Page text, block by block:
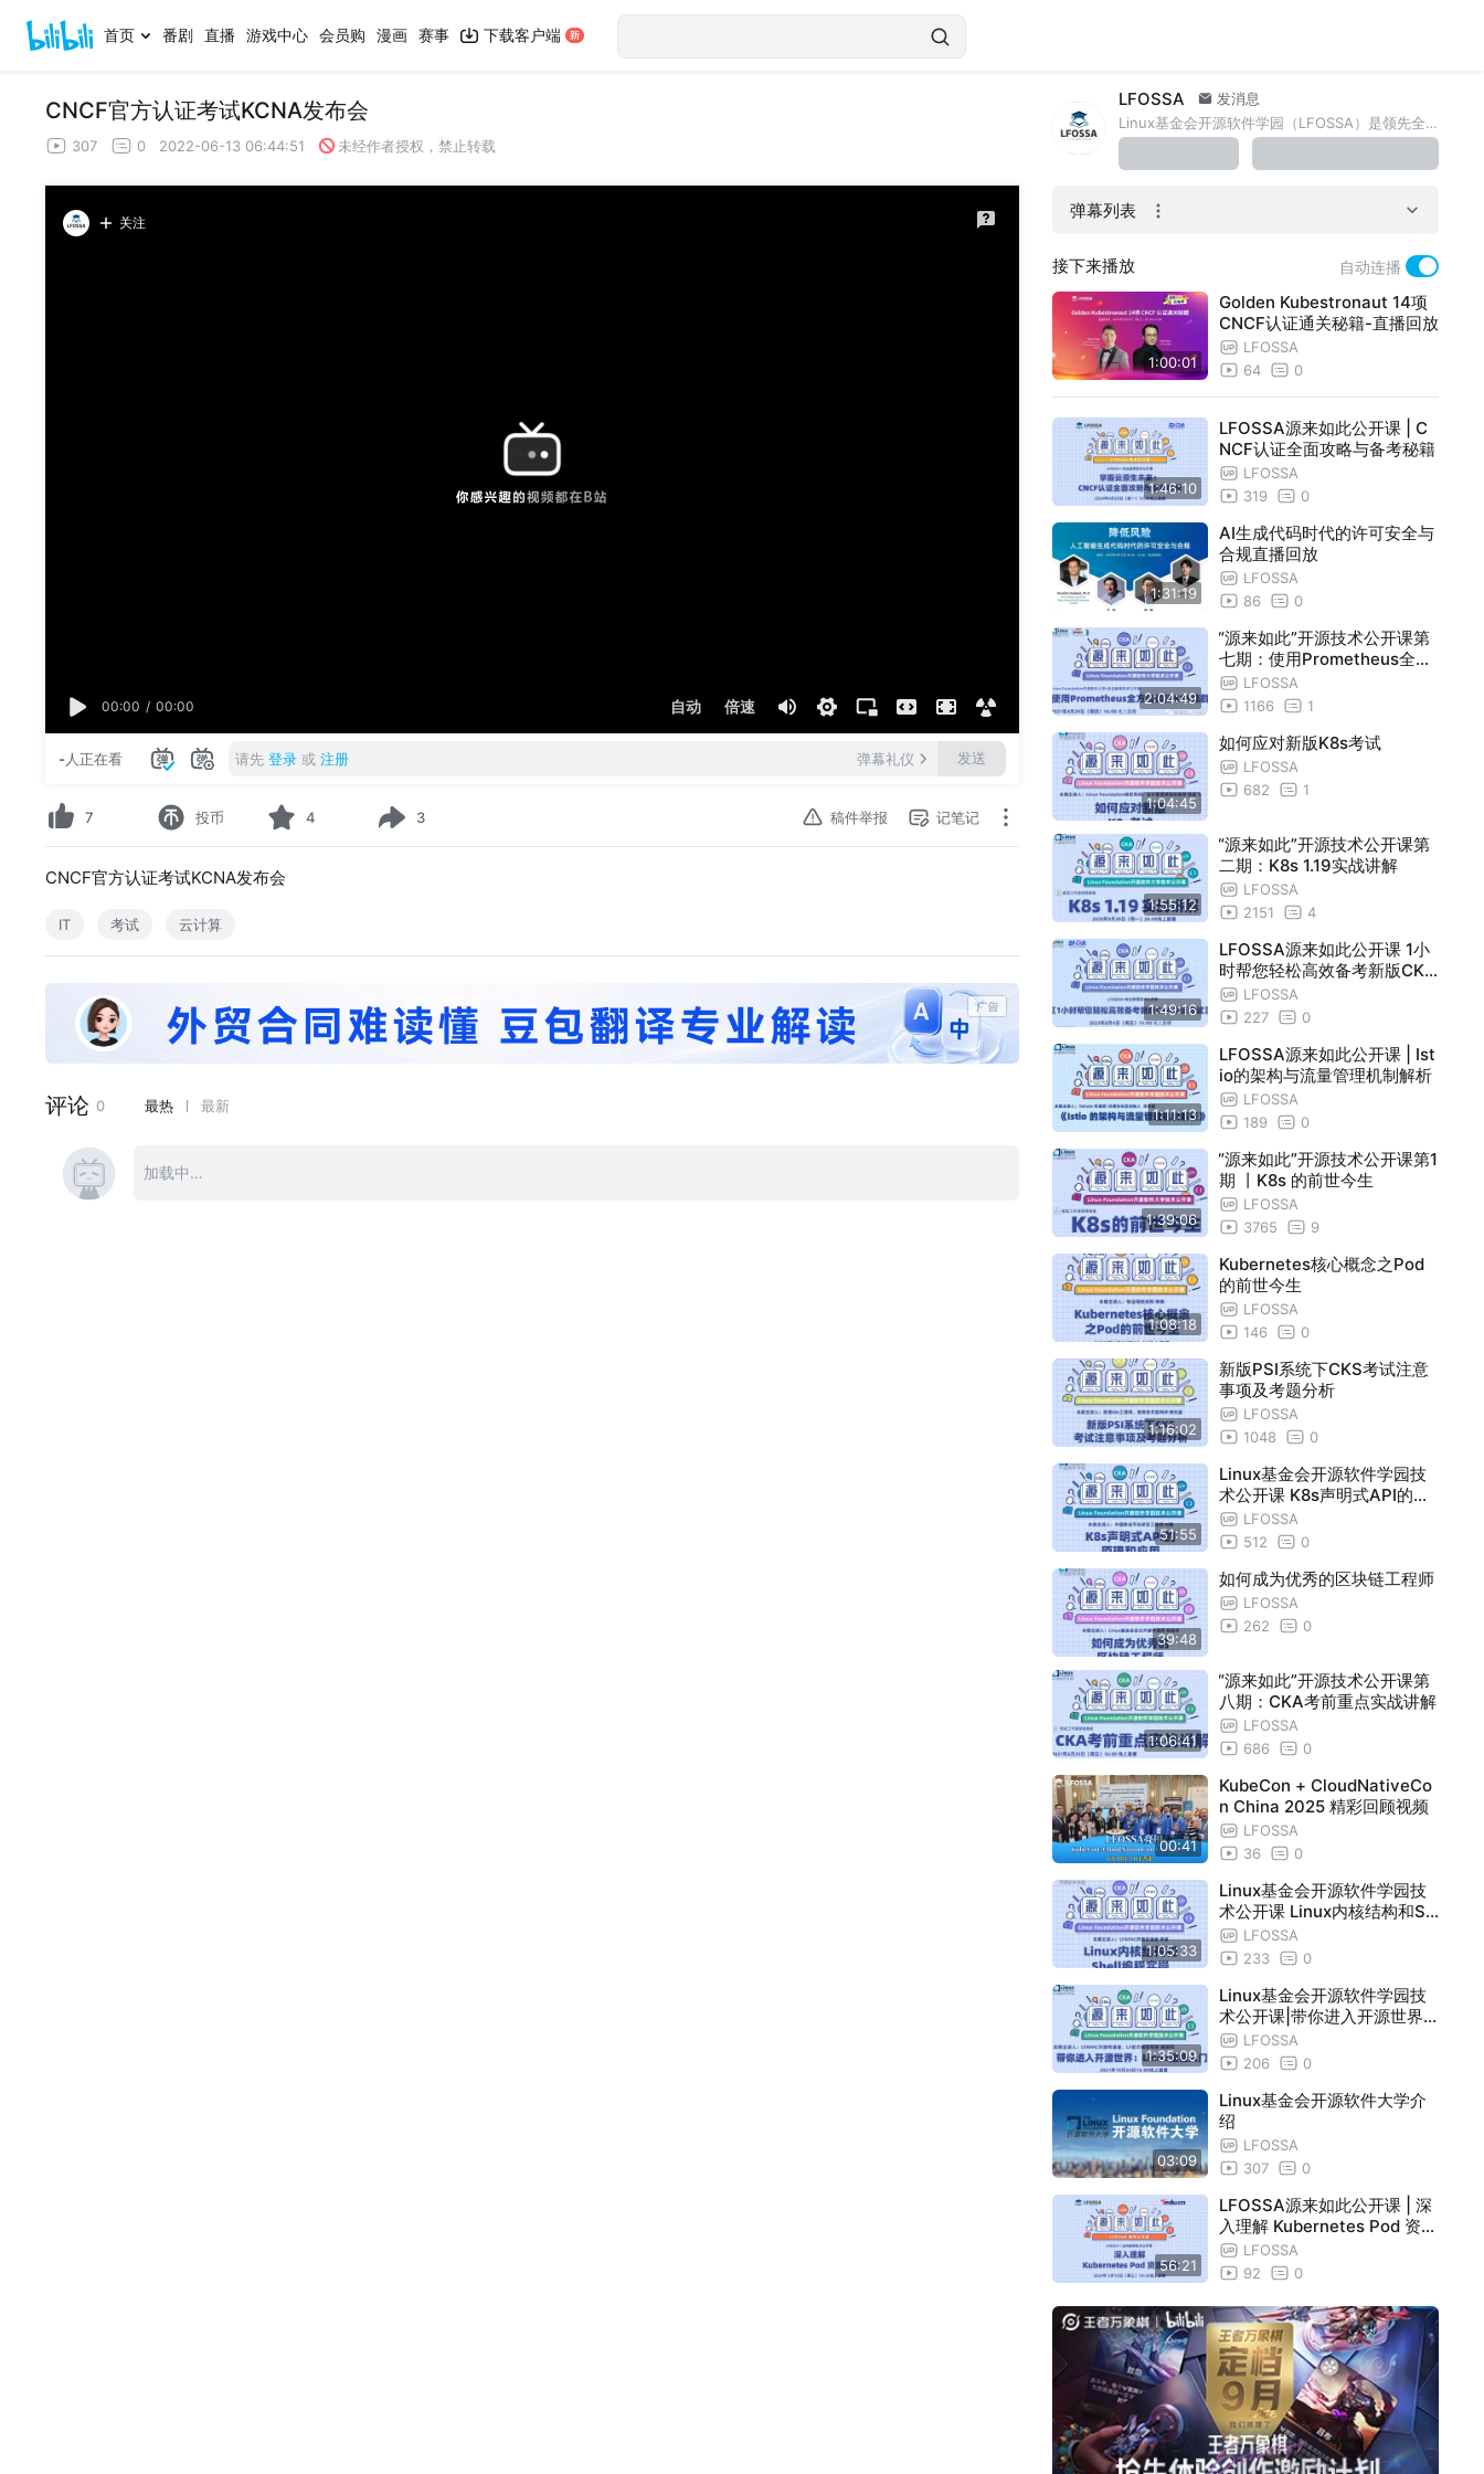
首页 番剧 直播 游戏中心 会员购 漫画 赛事 下载客户端
CNCF官方认证考试KCNA发布会
307 0 2022-06-13 06:44:51 未经作者授权，禁止转载
关注
00:00 / 00:00 自动 倍速
-人正在看 请先 登录 或 注册 弹幕礼仪 发送
7 投币 4 3 稿件举报 记笔记
CNCF官方认证考试KCNA发布会
IT 考试 云计算
LFOSSA
发消息
Linux基金会开源软件学园（LFOSSA）是领先全球的高端专业软件人才教育机构。
弹幕列表
接下来播放 自动连播
1:00:01
Golden Kubestronaut 14项
CNCF认证通关秘籍-直播回放
LFOSSA
64
0
1:46:10
LFOSSA源来如此公开课 | C
NCF认证全面攻略与备考秘籍
LFOSSA
319
0
1:31:19
AI生成代码时代的许可安全与
合规直播回放
LFOSSA
86
0
2:04:49
“源来如此”开源技术公开课第
七期：使用Prometheus全方
位监控K8s集群
LFOSSA
1166
1
1:04:45
如何应对新版K8s考试
LFOSSA
682
1
1:55:12
“源来如此”开源技术公开课第
二期：K8s 1.19实战讲解
LFOSSA
2151
4
1:49:16
LFOSSA源来如此公开课 1小
时帮您轻松高效备考新版CKA
认证考试
LFOSSA
227
0
1:11:13
LFOSSA源来如此公开课 | Ist
io的架构与流量管理机制解析
LFOSSA
189
0
1:39:06
“源来如此”开源技术公开课第1
期 丨K8s 的前世今生
LFOSSA
3765
9
1:08:18
Kubernetes核心概念之Pod
的前世今生
LFOSSA
146
0
1:16:02
新版PSI系统下CKS考试注意
事项及考题分析
LFOSSA
1048
0
51:55
Linux基金会开源软件学园技
术公开课 K8s声明式API的原
理和应用
LFOSSA
512
0
39:48
如何成为优秀的区块链工程师
LFOSSA
262
0
1:06:41
“源来如此”开源技术公开课第
八期：CKA考前重点实战讲解
LFOSSA
686
0
00:41
KubeCon + CloudNativeCo
n China 2025 精彩回顾视频
LFOSSA
36
0
1:05:33
Linux基金会开源软件学园技
术公开课 Linux内核结构和Sh
ell编程实操
LFOSSA
233
0
1:35:09
Linux基金会开源软件学园技
术公开课|带你进入开源世界
：Linux编程入门
LFOSSA
206
0
03:09
Linux基金会开源软件大学介
绍
LFOSSA
307
0
56:21
LFOSSA源来如此公开课 | 深
入理解 Kubernetes Pod 资源
对象LFOSSA
92
0